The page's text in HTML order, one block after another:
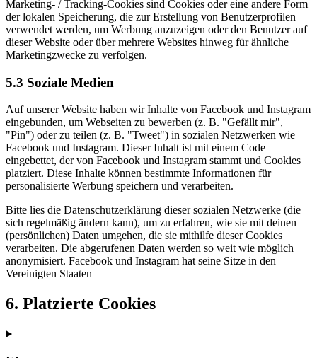
Marketing- / Tracking-Cookies sind Cookies oder eine andere Form
der lokalen Speicherung, die zur Erstellung von Benutzerprofilen
verwendet werden, um Werbung anzuzeigen oder den Benutzer auf
dieser Website oder über mehrere Websites hinweg für ähnliche
Marketingzwecke zu verfolgen.
5.3 Soziale Medien
Auf unserer Website haben wir Inhalte von Facebook und Instagram
eingebunden, um Webseiten zu bewerben (z. B. "Gefällt mir",
"Pin") oder zu teilen (z. B. "Tweet") in sozialen Netzwerken wie
Facebook und Instagram. Dieser Inhalt ist mit einem Code
eingebettet, der von Facebook und Instagram stammt und Cookies
platziert. Diese Inhalte können bestimmte Informationen für
personalisierte Werbung speichern und verarbeiten.
Bitte lies die Datenschutzerklärung dieser sozialen Netzwerke (die
sich regelmäßig ändern kann), um zu erfahren, wie sie mit deinen
(persönlichen) Daten umgehen, die sie mithilfe dieser Cookies
verarbeiten. Die abgerufenen Daten werden so weit wie möglich
anonymisiert. Facebook und Instagram hat seine Sitze in den
Vereinigten Staaten
6. Platzierte Cookies